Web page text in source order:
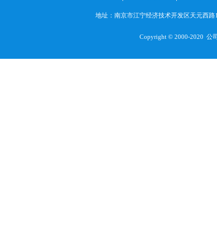
地址：南京市江宁经济技术开发区天元西路
Copyright © 2000-2020 公